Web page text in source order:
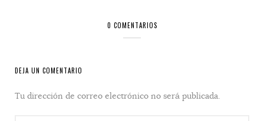
0 COMENTARIOS
DEJA UN COMENTARIO
Tu dirección de correo electrónico no será publicada.